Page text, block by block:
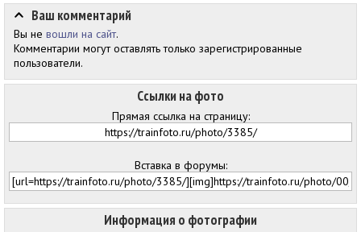
Информация о фотографии
Ссылки на фото
Прямая ссылка на страницу:
Вставка в форумы:
Ваш комментарий
Вы не вошли на сайт.
Комментарии могут оставлять только зарегистрированные
пользователи.